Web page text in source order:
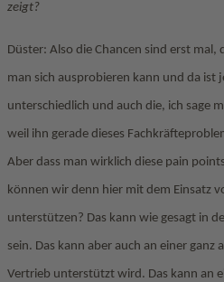
zeigt?
Düster: Also die Chancen sind erst mal,
man sich ausprobieren kann und da ist
unterschiedlich und auch die, ich sage
weil ihn gerade dieses
Aber dass man wirklich diese pain
können wir denn hier mit dem Einsatz
unterstützen? Das kann wie gesagt in
sein. Das kann aber auch an einer ganz
Vertrieb unterstützt wird. Das kann an